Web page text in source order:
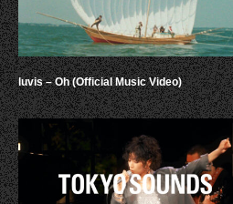
luvis – Oh (Official Music Video)